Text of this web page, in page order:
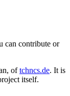
can contribute or
oftchncs.de. It is
itself.